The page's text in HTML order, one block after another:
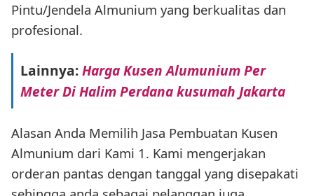
Pintu/Jendela Almunium yang berkualitas dan
profesional.
Lainnya:Harga Kusen Alumunium Per
Meter Di Halim Perdana kusumah Jakarta
Alasan Anda Memilih Jasa Pembuatan Kusen
Almunium dari Kami 1. Kami mengerjakan
orderan pantas dengan tanggal yang disepakati